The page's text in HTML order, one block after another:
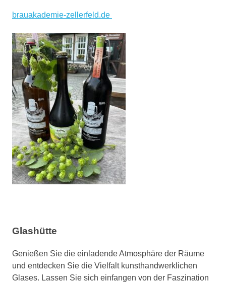
brauakademie-zellerfeld.de
Glashütte
Genießen Sie die einladende Atmosphäre der Räume
und entdecken Sie die Vielfalt kunsthandwerklichen
Glases. Lassen Sie sich einfangen von der Faszination